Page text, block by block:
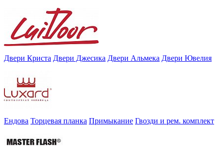
Двери Криста Двери Джесика Двери Альмека Двери Ювелия
Ендова Торцевая планка Примыкание Гвозди и рем. комплект